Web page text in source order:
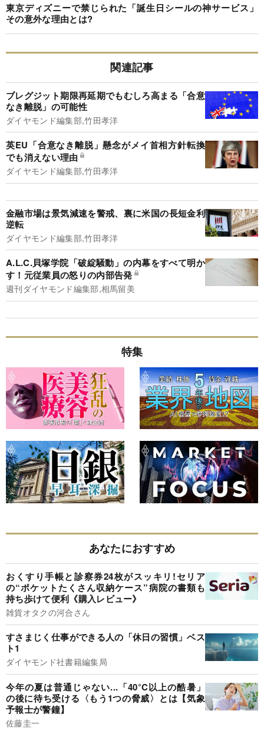
東京ディズニーで禁じられた「誕生日シールの神サービス」
その意外な理由とは?
関連記事
ブレグジット期限再延期でもむしろ高まる「合意
なき離脱」の可能性
ダイヤモンド編集部,竹田孝洋
英EU「合意なき離脱」懸念がメイ首相方針転換
でも消えない理由
ダイヤモンド編集部,竹田孝洋
金融市場は景気減速を警戒、裏に米国の長短金利
逆転
ダイヤモンド編集部,竹田孝洋
A.L.C.貝塚学院「破綻騒動」の内幕をすべて明か
す！元従業員の怒りの内部告発
週刊ダイヤモンド編集部,相馬留美
特集
あなたにおすすめ
おくすり手帳と診察券24枚がスッキリ!セリア
の“ポケットたくさん収納ケース”病院の書類も
持ち歩けて便利《購入レビュー》
雑貨オタクの河合さん
すさまじく仕事ができる人の「休日の習慣」ベス
ト1
ダイヤモンド社書籍編集局
今年の夏は普通じゃない...「40°C以上の酷暑」
の後に待ち受ける〈もう1つの脅威〉とは【気象
予報士が警鐘】
佐藤圭一